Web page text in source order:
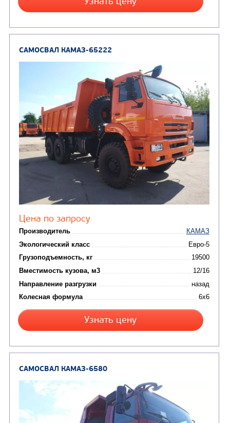
Цена по запросу
Производитель
Экологический класс
Грузоподъемность, кг
Вместимость кузова, м3
Колесная формула
Узнать цену